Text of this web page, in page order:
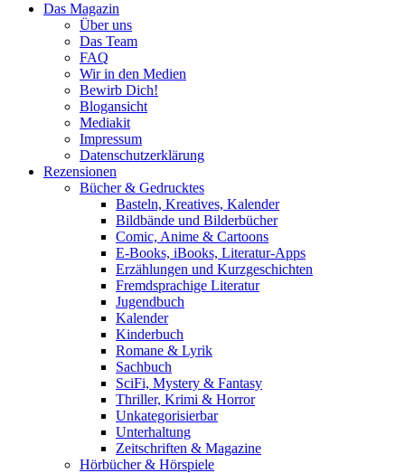
Das Magazin
Über uns
Das Team
FAQ
Wir in den Medien
Bewirb Dich!
Blogansicht
Mediakit
Impressum
Datenschutzerklärung
Rezensionen
Bücher & Gedrucktes
Basteln, Kreatives, Kalender
Bildbände und Bilderbücher
Comic, Anime & Cartoons
E-Books, iBooks, Literatur-Apps
Erzählungen und Kurzgeschichten
Fremdsprachige Literatur
Jugendbuch
Kalender
Kinderbuch
Romane & Lyrik
Sachbuch
SciFi, Mystery & Fantasy
Thriller, Krimi & Horror
Unkategorisierbar
Unterhaltung
Zeitschriften & Magazine
Hörbücher & Hörspiele